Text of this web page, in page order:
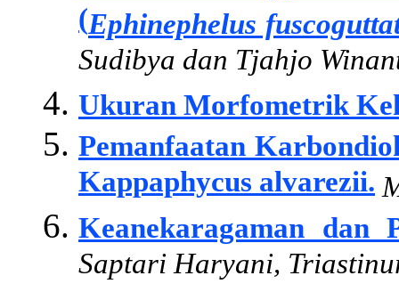
(Ephinephelus
Sudibya dan Tjahjo
Ukuran Morfometrik
Pemanfaatan
Kappaphycus alvarezii.
Keanekaragaman dan
Saptari Haryani,